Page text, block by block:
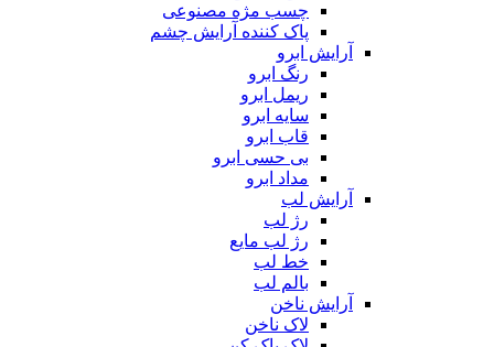
چسب مژه مصنوعی
پاک کننده آرایش چشم
آرایش ابرو
رنگ ابرو
ریمل ابرو
سایه ابرو
قاب ابرو
بی حسی ابرو
مداد ابرو
آرایش لب
رژ لب
رژ لب مایع
خط لب
بالم لب
آرایش ناخن
لاک ناخن